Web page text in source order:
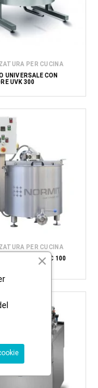
PER CUCINA
UNIVERSALE CON
UVK 300
PER CUCINA
DI COTTURA ASC 100